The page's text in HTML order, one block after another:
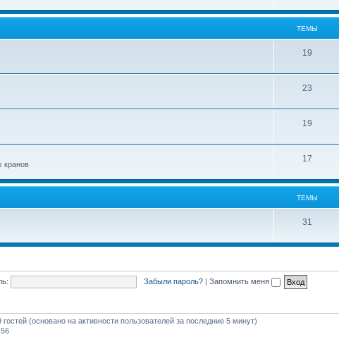
ТЕМЫ
19
23
19
кранов
17
ТЕМЫ
31
Забыли пароль? | Запомнить меня
(основано на активности пользователей за последние 5 минут)